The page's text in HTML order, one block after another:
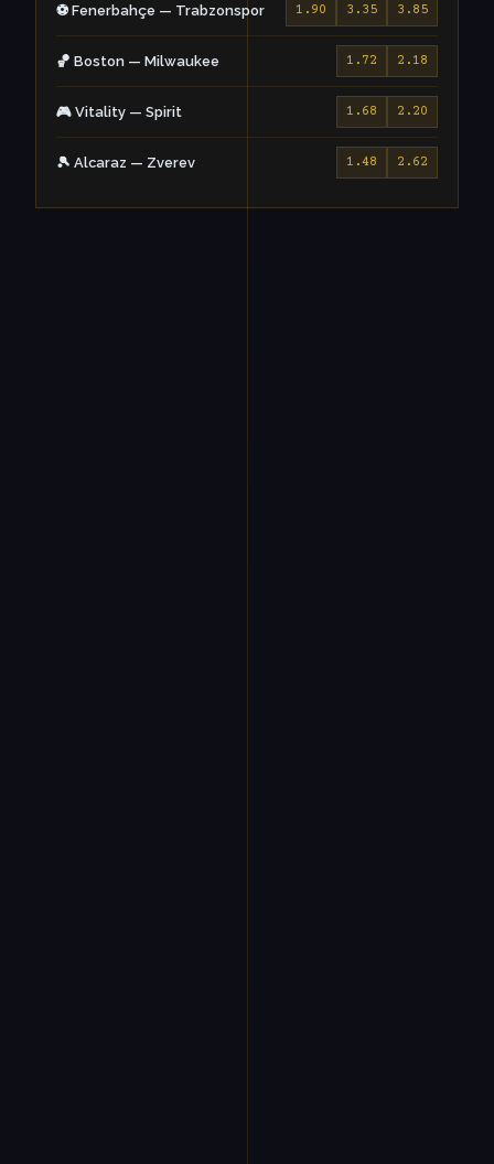
⚽ Fenerbahçe — Trabzonspor 1.90 3.35 3.85
🏀 Boston — Milwaukee 1.72 2.18
🎮 Vitality — Spirit 1.68 2.20
🎾 Alcaraz — Zverev 1.48 2.62